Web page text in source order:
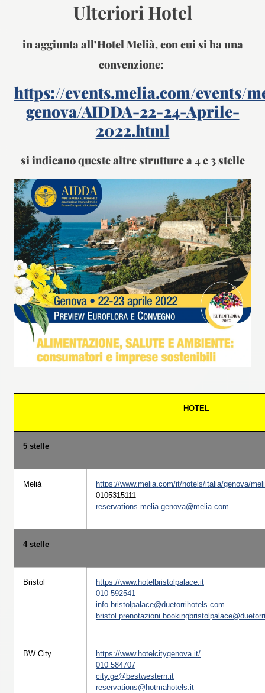
Ulteriori Hotel
in aggiunta all’Hotel Melià, con cui si ha una
convenzione:
https://events.melia.com/events/
genova/AIDDA-22-24-Aprile-
2022.html
si indicano queste altre strutture a 4 e 3 stelle
HOTEL
5 stelle
Melià
https://www.melia.com/it/hotels/italia/genova/
0105315111
reservations.melia.genova@melia.com
4 stelle
Bristol
https://www.hotelbristolpalace.it
010 592541
info.bristolpalace@duetorrihotels.com
bristol prenotazioni
BW City
https://www.hotelcitygenova.it/
010 584707
city.ge@bestwestern.it
reservations@hotmahotels.it